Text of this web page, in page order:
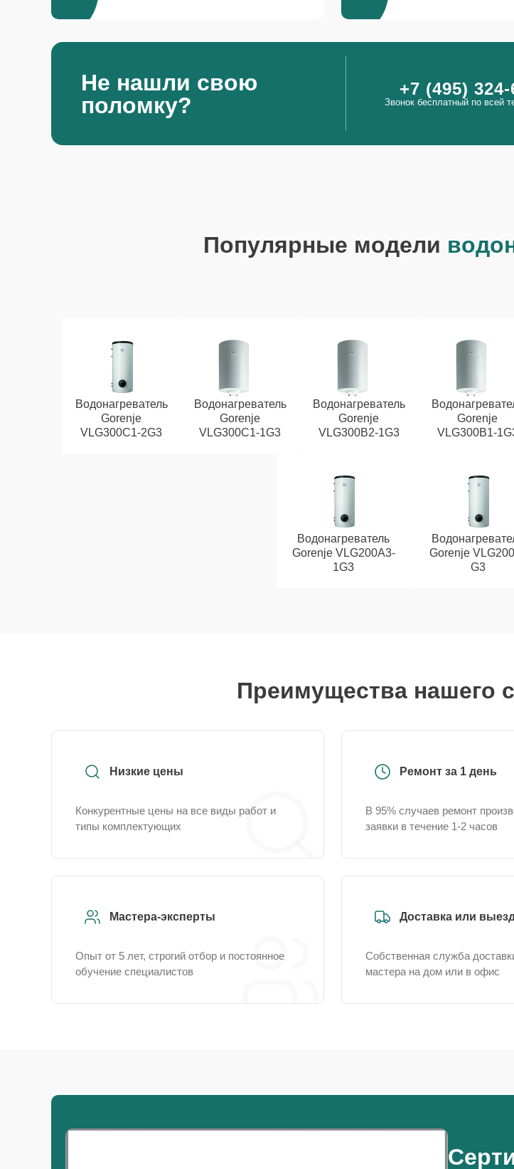
Не нашли свою
поломку?
+7 (495) 324-
Звонок бесплатный по всей
Популярные модели
Водонагреватель
Gorenje
VLG300C1-2G3
Водонагреватель
Gorenje
VLG300C1-1G3
Водонагреватель
Gorenje
VLG300B2-1G3
Gorenje
VLG300B1-
Водонагреватель
Gorenje VLG200A3-
1G3
Gorenje
G3
Преимущества нашего
Низкие цены
Конкурентные цены на все виды работ и
типы комплектующих
Ремонт за 1 день
В 95% случаев ремонт
заявки в течение 1-2 часов
Мастера-эксперты
Опыт от 5 лет, строгий отбор и постоянное
обучение специалистов
Доставка или
Собственная служба
мастера на дом или в офис